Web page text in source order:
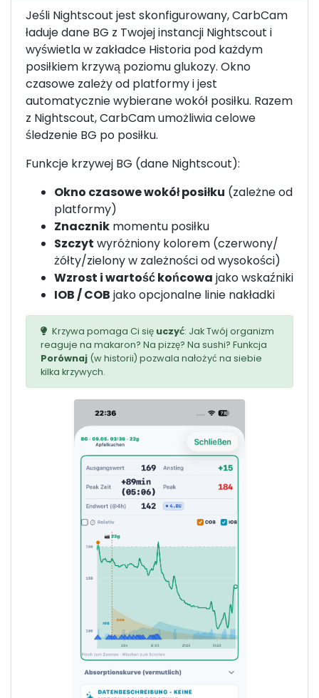
Jeśli Nightscout jest skonfigurowany, CarbCam
ładuje dane BG z Twojej instancji Nightscout i
wyświetla w zakładce Historia pod każdym
posiłkiem krzywą poziomu glukozy. Okno
czasowe zależy od platformy i jest
automatycznie wybierane wokół posiłku. Razem
z Nightscout, CarbCam umożliwia celowe
śledzenie BG po posiłku.
Funkcje krzywej BG (dane Nightscout):
Okno czasowe wokół posiłku (zależne od
platformy)
Znacznik momentu posiłku
Szczyt wyróżniony kolorem (czerwony/
żółty/zielony w zależności od wysokości)
Wzrost i wartość końcowa jako wskaźniki
IOB / COB jako opcjonalne linie nakładki
Krzywa pomaga Ci się uczyć: Jak Twój organizm
reaguje na makaron? Na pizzę? Na sushi? Funkcja
Porównaj (w historii) pozwala nałożyć na siebie
kilka krzywych.